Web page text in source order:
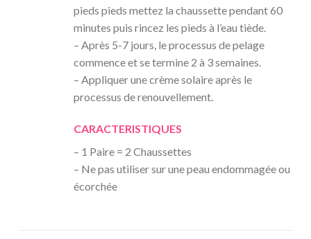
pieds pieds mettez la chaussette pendant 60
minutes puis rincez les pieds à l’eau tiède.
– Après 5-7 jours, le processus de pelage
commence et se termine 2 à 3 semaines.
– Appliquer une crème solaire après le
processus de renouvellement.
CARACTERISTIQUES
– 1 Paire = 2 Chaussettes
– Ne pas utiliser sur une peau endommagée ou
écorchée